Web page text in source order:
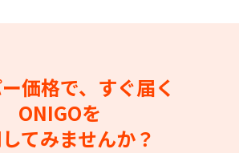
価格で、すぐ届く
ONIGOを
てみませんか？